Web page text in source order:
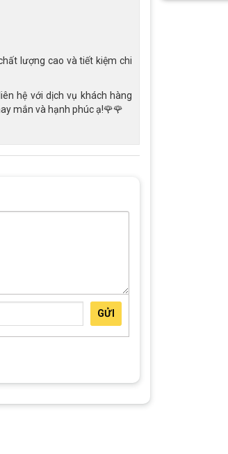
nên ưu tiên cho bé thử xe
dụng, phụ huynh có thể hạ
lượng cao và tiết kiệm chi
hệ với dịch vụ khách hàng
mắn và hạnh phúc ạ!🌹🌹
GỬI